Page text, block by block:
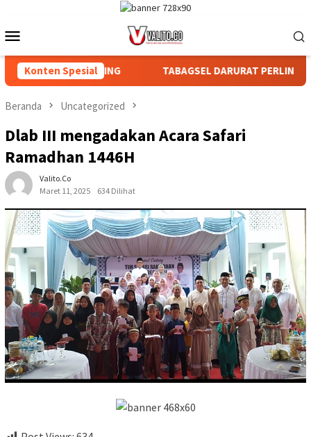
konten
Mobile
Konten Spesial
AFDELING TABAGSEL DARURAT PERLINDUNGAN TANAH
Beranda Uncategorized
Dlab III mengadakan Acara Safari
Ramadhan 1446H
Valito.co
Maret 11, 2025
634 Dilihat